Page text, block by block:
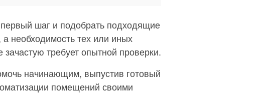
шаг и подобрать подходящие
необходимость тех или иных
требует опытной проверки.
начинающим, выпустив готовый
помещений своими